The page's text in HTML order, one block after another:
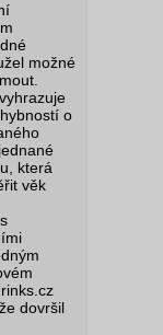
možné
o
která
věk
dovršil